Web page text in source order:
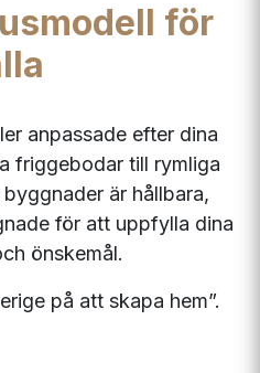
för
anpassade efter dina
friggebodar till rymliga
är hållbara,
för att uppfylla dina
önskemål.
på att skapa hem”.